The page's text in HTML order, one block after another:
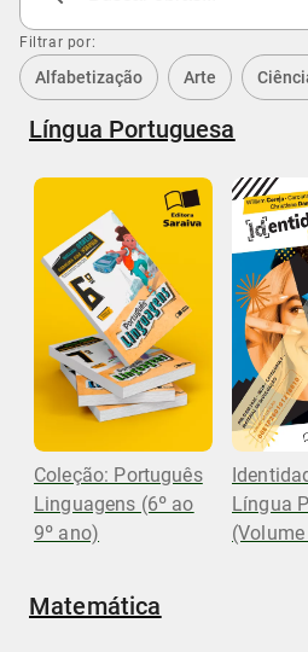
Filtrar por:
Alfabetização Arte
Língua Portuguesa
Coleção: Português
Linguagens (6º ao
9º ano)
Língua
(Volume
Matemática